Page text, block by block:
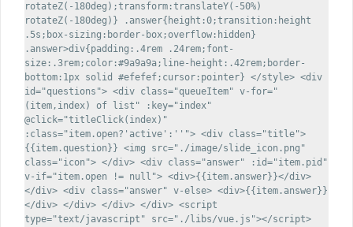
rotateZ(-180deg);transform:translateY(-50%)
rotateZ(-180deg)} .answer{height:0;transition:height
.5s;box-sizing:border-box;overflow:hidden}
.answer>div{padding:.4rem .24rem;font-
size:.3rem;color:#9a9a9a;line-height:.42rem;border-
bottom:1px solid #efefef;cursor:pointer} </style> <div
id="questions"> <div class="queueItem" v-for="
(item,index) of list" :key="index"
@click="titleClick(index)"
:class="item.open?'active':''"> <div class="title">
{{item.question}} <img src="./image/slide_icon.png"
class="icon"> </div> <div class="answer" :id="item.pid"
v-if="item.open != null"> <div>{{item.answer}}</div>
</div> <div class="answer" v-else> <div>{{item.answer}}
</div> </div> </div> </div> <script
type="text/javascript" src="./libs/vue.js"></script>